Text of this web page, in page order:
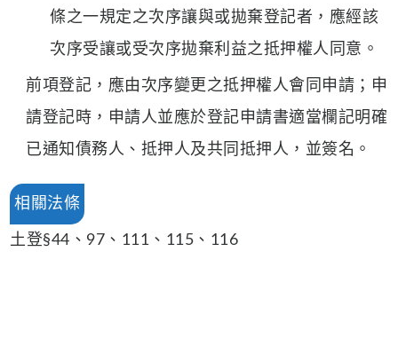
條之一規定之次序讓與或拋棄登記者，應經該
次序受讓或受次序拋棄利益之抵押權人同意。
前項登記，應由次序變更之抵押權人會同申請；申
請登記時，申請人並應於登記申請書適當欄記明確
已通知債務人、抵押人及共同抵押人，並簽名。
相關法條
土登§44、97、111、115、116